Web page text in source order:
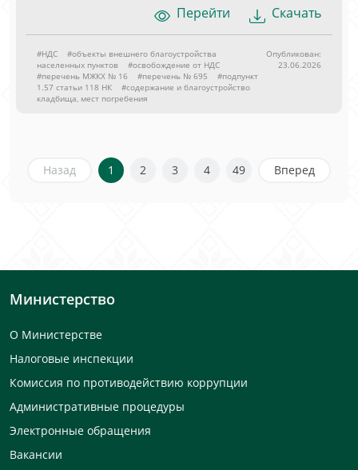
Перейти
Скачать
#НДС
#объекты внешнего благоустройства
населенных пунктов
#освобождение от НДС
#перечень МЖКХ № 16
#перечень № 695
#подпункт
1.57 статьи 118 НК
#содержание и благоустройство
кладбища, мест погребения
Опубликован:
23.06.2026
Назад 1 2 3 4 49 Вперед
Министерство
О Министерстве
Налоговые инспекции
Комиссия по противодействию коррупции
Административные процедуры
Электронные обращения
Вакансии